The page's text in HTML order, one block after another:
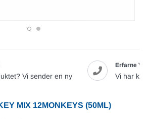
Vi sender en ny
Erfarne
Vi har
MIX 12MONKEYS (50ML)